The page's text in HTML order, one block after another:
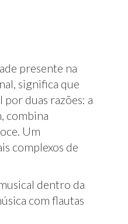
presente na
significa que
duas razões: a
combina
Um
complexos de
dentro da
com flautas